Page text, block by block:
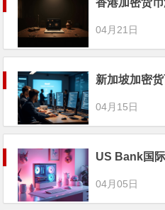
香港加密货
04月21日
新加坡加密
04月15日
US Bank国
04月05日